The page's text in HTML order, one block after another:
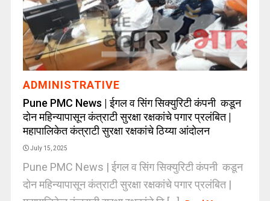
ADMINISTRATIVE
Pune PMC News | ईगल व सिंग सिक्युरिटी कंपनी कडून
दोन महिन्यापासून कंत्राटी सुरक्षा रक्षकांचे पगार प्रलंबित |
महापालिकेत कंत्राटी सुरक्षा रक्षकांचे ठिय्या आंदोलन
July 15, 2025
Pune PMC News | ईगल व सिंग सिक्युरिटी कंपनी कडून
दोन महिन्यापासून कंत्राटी सुरक्षा रक्षकांचे पगार प्रलंबित |